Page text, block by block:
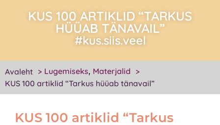
KUS 100 ARTIKLID “TARKUS
HÜÜAB TÄNAVAIL”
#kus.siis.veel
Avaleht > Lugemiseks, Materjalid >
KUS 100 artiklid “Tarkus hüüab tänavail”
KUS 100 artiklid “Tarkus